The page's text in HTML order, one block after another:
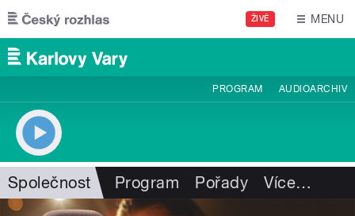
Přejít k hlavnímu obsahu
ŽIVĚ MENU
PROGRAM AUDIOARCHIV
Společnost Program Pořady Více…